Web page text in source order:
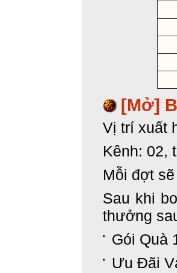
[Mở]
Vị trí xuất
Kênh: 02,
Mỗi đợt
Sau khi
thưởng
Gói Quà
Ưu Đãi